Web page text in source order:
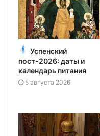
Успенский
пост-2026: даты и
календарь питания
5 августа 2026